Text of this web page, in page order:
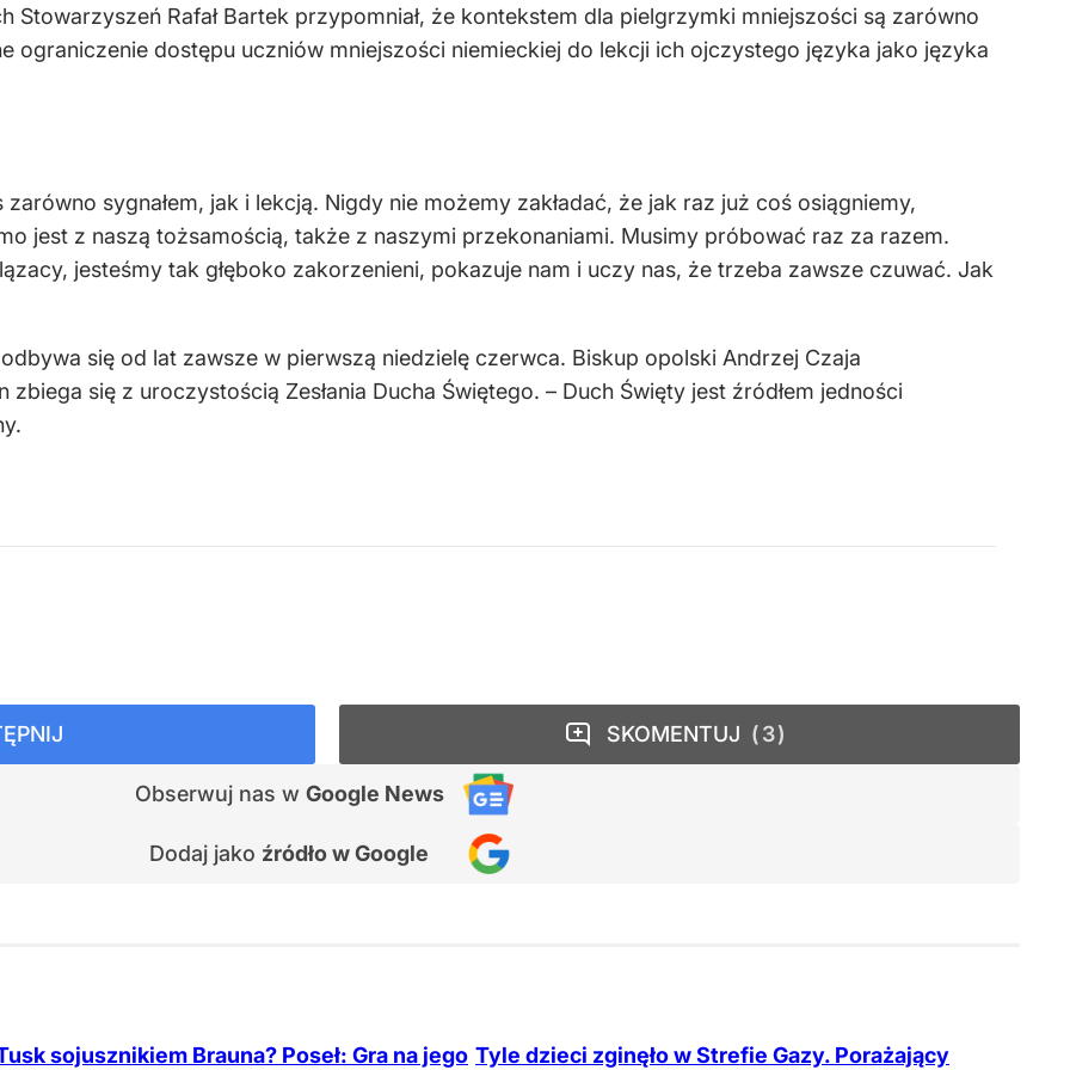
Stowarzyszeń Rafał Bartek przypomniał, że kontekstem dla pielgrzymki mniejszości są zarówno
ograniczenie dostępu uczniów mniejszości niemieckiej do lekcji ich ojczystego języka jako języka
sygnałem, jak i lekcją. Nigdy nie możemy zakładać, że jak raz już coś osiągniemy,
jest z naszą tożsamością, także z naszymi przekonaniami. Musimy próbować raz za razem.
jesteśmy tak głęboko zakorzenieni, pokazuje nam i uczy nas, że trzeba zawsze czuwać. Jak
się od lat zawsze w pierwszą niedzielę czerwca. Biskup opolski Andrzej Czaja
się z uroczystością Zesłania Ducha Świętego. – Duch Święty jest źródłem jedności
Obserwuj nas w Google News
Dodaj jako źródło w Google
SKOMENTUJ 3
sojusznikiem Brauna? Poseł: Gra na jego Tyle dzieci zginęło w Strefie Gazy. Porażający